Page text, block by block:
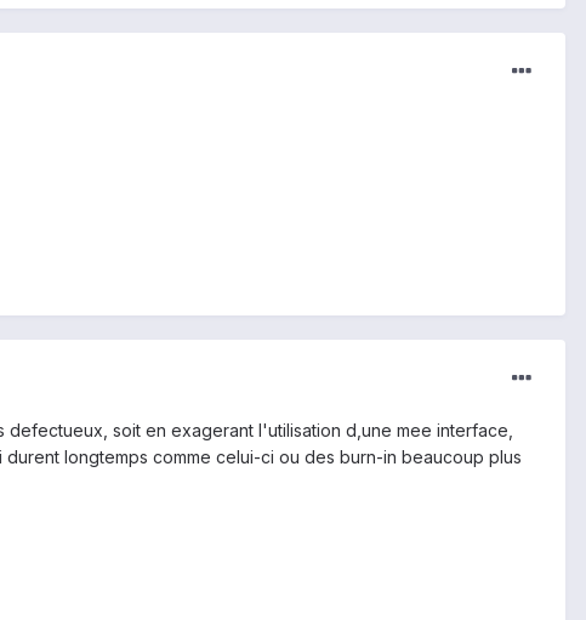
soit en exagerant l'utilisation d,une mee interface,
longtemps comme celui-ci ou des burn-in beaucoup plus